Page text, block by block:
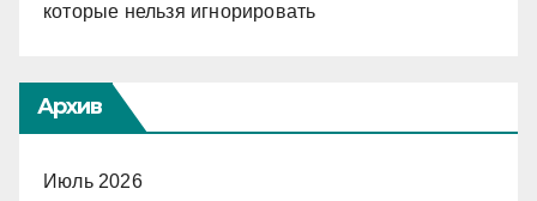
которые нельзя игнорировать
Архив
Июль 2026